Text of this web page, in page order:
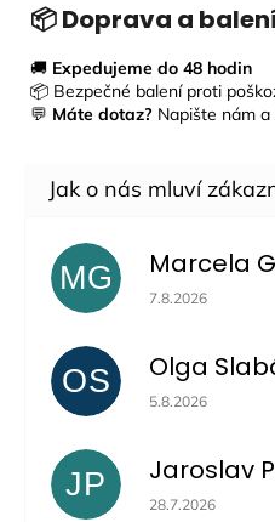
📦 Doprava a
🚚 Expedujeme do 48 hodin
📦 Bezpečné balení proti
💬 Máte dotaz? Napište nám
MG Marcela
Hodnocení
7.8.2026
OS Olga
Hodnocení
5.8.2026
JP Jaroslav
Hodnocení
28.7.2026